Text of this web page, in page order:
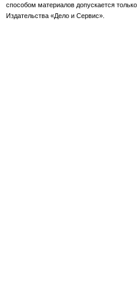
способом материалов допускается
Издательства «Дело и Сервис».